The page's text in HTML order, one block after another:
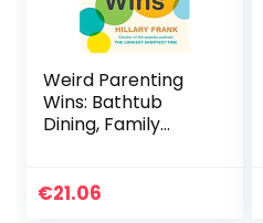
Weird Parenting
Wins: Bathtub
Dining, Family
the Parenting
€21.06